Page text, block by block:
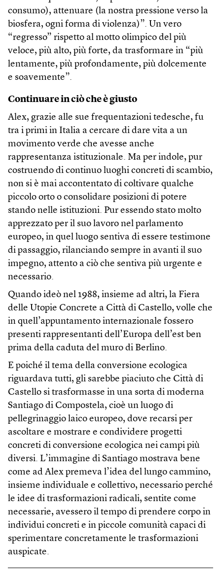
consumo), attenuare (la nostra pressione verso la
biosfera, ogni forma di violenza)”. Un vero
“regresso” rispetto al motto olimpico del più
veloce, più alto, più forte, da trasformare in “più
lentamente, più profondamente, più dolcemente
e soavemente”.
Continuare in ciò che è giusto
Alex, grazie alle sue frequentazioni tedesche, fu
tra i primi in Italia a cercare di dare vita a un
movimento verde che avesse anche
rappresentanza istituzionale. Ma per indole, pur
costruendo di continuo luoghi concreti di scambio,
non si è mai accontentato di coltivare qualche
piccolo orto o consolidare posizioni di potere
stando nelle istituzioni. Pur essendo stato molto
apprezzato per il suo lavoro nel parlamento
europeo, in quel luogo sentiva di essere testimone
di passaggio, rilanciando sempre in avanti il suo
impegno, attento a ciò che sentiva più urgente e
necessario.
Quando ideò nel 1988, insieme ad altri, la Fiera
delle Utopie Concrete a Città di Castello, volle che
in quell’appuntamento internazionale fossero
presenti rappresentanti dell’Europa dell’est ben
prima della caduta del muro di Berlino.
E poiché il tema della conversione ecologica
riguardava tutti, gli sarebbe piaciuto che Città di
Castello si trasformasse in una sorta di moderna
Santiago di Compostela, cioè un luogo di
pellegrinaggio laico europeo, dove recarsi per
ascoltare e mostrare e condividere progetti
concreti di conversione ecologica nei campi più
diversi. L’immagine di Santiago mostrava bene
come ad Alex premeva l’idea del lungo cammino,
insieme individuale e collettivo, necessario perché
le idee di trasformazioni radicali, sentite come
necessarie, avessero il tempo di prendere corpo in
individui concreti e in piccole comunità capaci di
sperimentare concretamente le trasformazioni
auspicate.